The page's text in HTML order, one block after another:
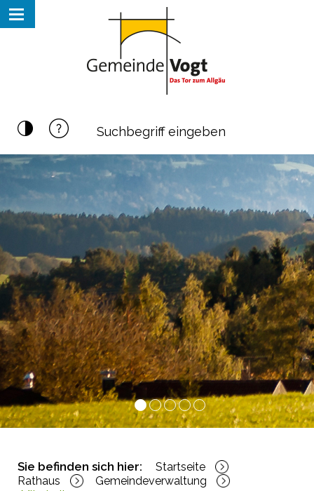
1 2 3 4 5
Sie befinden sich hier:
Startseite
Rathaus
Gemeindeverwaltung